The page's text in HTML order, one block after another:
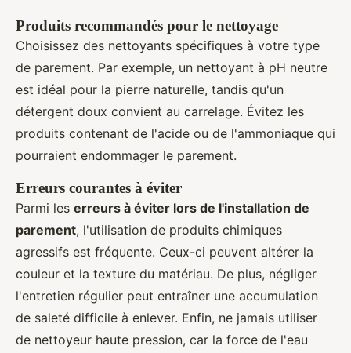
Produits recommandés pour le nettoyage
Choisissez des nettoyants spécifiques à votre type
de parement. Par exemple, un nettoyant à pH neutre
est idéal pour la pierre naturelle, tandis qu'un
détergent doux convient au carrelage. Évitez les
produits contenant de l'acide ou de l'ammoniaque qui
pourraient endommager le parement.
Erreurs courantes à éviter
Parmi les erreurs à éviter lors de l'installation de
parement, l'utilisation de produits chimiques
agressifs est fréquente. Ceux-ci peuvent altérer la
couleur et la texture du matériau. De plus, négliger
l'entretien régulier peut entraîner une accumulation
de saleté difficile à enlever. Enfin, ne jamais utiliser
de nettoyeur haute pression, car la force de l'eau